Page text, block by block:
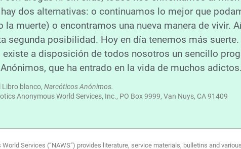
hay dos alternativas: o continuamos lo mejor que
la muerte) o encontramos una nueva manera de vivir.
segunda posibilidad. Hoy en día tenemos más
existe a disposición de todos nosotros un sencillo
que ha entrado en la vida de muchos adictos.
Libro blanco, Narcóticos Anónimos.
Anonymous World Services, Inc., PO Box 9999, Van Nuys, CA 91409
Services (“NAWS”) provides literature, service materials, bulletins and